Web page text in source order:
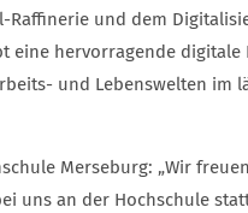
Raffinerie und dem
eine hervorragende
und Lebenswelten im
Merseburg: „Wir
uns an der Hochschule